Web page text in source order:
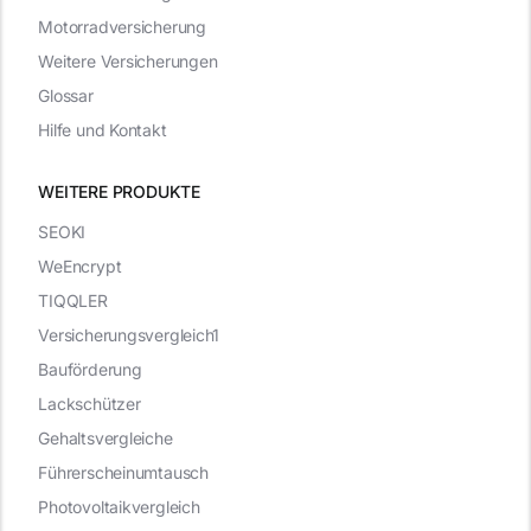
WEITERE PRODUKTE
Motorradversicherung
Weitere Versicherungen
Glossar
Hilfe und Kontakt
SEOKI
WeEncrypt
TIQQLER
Versicherungsvergleich1
Bauförderung
Lackschützer
Gehaltsvergleiche
Führerscheinumtausch
Photovoltaikvergleich